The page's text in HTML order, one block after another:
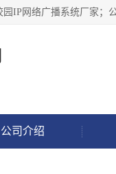
公司介绍